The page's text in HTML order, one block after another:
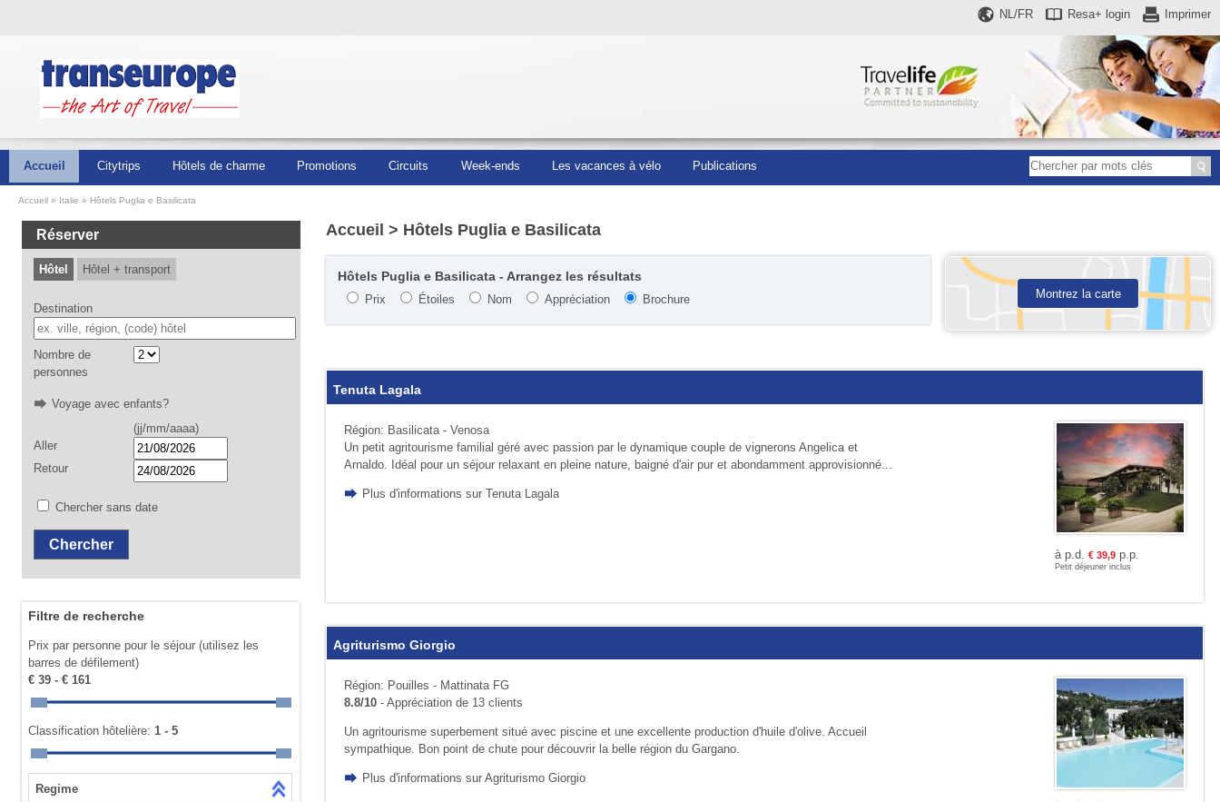
Imprimer
Resa+ login
NL/FR
Accueil Citytrips Hôtels de charme Promotions Circuits Week-ends Les vacances à vélo Publications
Accueil Italie Hôtels Puglia e Basilicata
Réserver
Hôtel Hôtel + transport
Destination
Nombre de
personnes
Voyage avec enfants?
(jj/mm/aaaa)
Aller
Retour
Chercher sans date
Filtre de recherche
Prix par personne pour le séjour (utilisez les
barres de défilement)
€ 39 - € 161
Classification hôtelière:1 - 5
Regime
Accueil > Hôtels Puglia e Basilicata
Hôtels Puglia e Basilicata - Arrangez les résultats
Prix Étoiles Nom Appréciation Brochure Montrez la carte
Tenuta Lagala
Région: Basilicata - Venosa
Un petit agritourisme familial géré avec passion par le dynamique couple de vignerons Angelica et
Arnaldo. Idéal pour un séjour relaxant en pleine nature, baigné d'air pur et abondamment approvisionné...
Plus d'informations sur Tenuta Lagala
à p.d. € 39,9p.p.
Petit déjeuner inclus
Agriturismo Giorgio
Région: Pouilles - Mattinata FG
8.8/10- Appréciation de 13 clients
Un agritourisme superbement situé avec piscine et une excellente production d'huile d'olive. Accueil
sympathique. Bon point de chute pour découvrir la belle région du Gargano.
Plus d'informations sur Agriturismo Giorgio